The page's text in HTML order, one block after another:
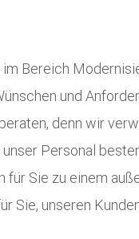
Bereich
und
denn wir
Personal
Sie zu einem
Sie, unseren